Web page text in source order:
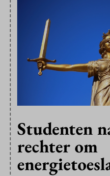
Studenten
rechter om